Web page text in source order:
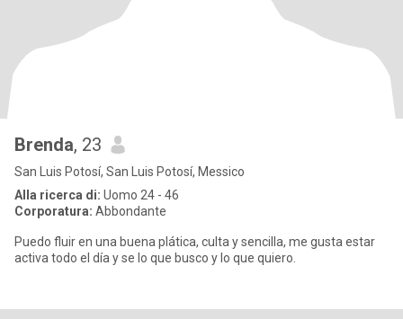
Brenda, 23
San Luis Potosí, San Luis Potosí, Messico
Alla ricerca di: Uomo 24 - 46
Corporatura: Abbondante
Puedo fluir en una buena plática, culta y sencilla, me gusta estar
activa todo el día y se lo que busco y lo que quiero.